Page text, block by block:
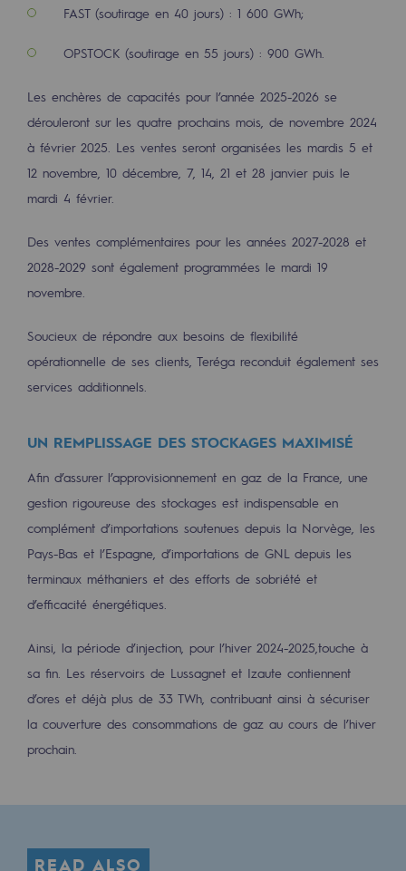
Hydrogen Objective
CCUS zero CO2 objective
Biomethane Objective
Committed actor
Committed actor
CSR ambition
Environmental responsibility
BE POSITIF, the environmental
Decarbonization: a priority
Limiting atmospheric emissions
Energy management
Biodiversity preservation
Social and regional responsibility
Social and regional responsibility
Energiz Mouv
Regional
FAST (soutirage en 40 jours) : 1 600 GWh;
OPSTOCK (soutirage en 55 jours) : 900 GWh.
Les enchères de capacités pour l’année 2025-2026 se
dérouleront sur les quatre prochains mois, de novembre 2024
à février 2025. Les ventes seront organisées les mardis 5 et
12 novembre, 10 décembre, 7, 14, 21 et 28 janvier puis le
mardi 4 février.
Des ventes complémentaires pour les années 2027-2028 et
2028-2029 sont également programmées le mardi 19
novembre.
Soucieux de répondre aux besoins de flexibilité
opérationnelle de ses clients, Teréga reconduit également ses
services additionnels.
UN REMPLISSAGE DES STOCKAGES MAXIMISÉ
Afin d’assurer l’approvisionnement en gaz de la France, une
gestion rigoureuse des stockages est indispensable en
complément d’importations soutenues depuis la Norvège, les
Pays-Bas et l’Espagne, d’importations de GNL depuis les
terminaux méthaniers et des efforts de sobriété et
d’efficacité énergétiques.
Ainsi, la période d’injection, pour l’hiver 2024-2025,touche à
sa fin. Les réservoirs de Lussagnet et Izaute contiennent
d’ores et déjà plus de 33 TWh, contribuant ainsi à sécuriser
la couverture des consommations de gaz au cours de l’hiver
prochain.
READ ALSO